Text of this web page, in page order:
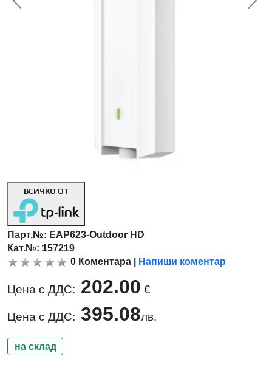
<< Предишна
ВСИЧКО ОТ
Парт.№: EAP623-Outdoor HD
Кат.№: 157219
0 Коментара Напиши коментар
Цена с ДДС: 202.00 €
Цена с ДДС: 395.08лв.
на склад